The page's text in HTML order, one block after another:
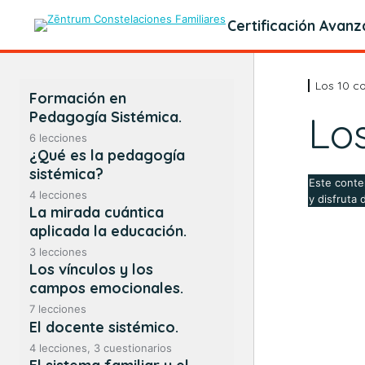
Certificación
Formación en
Pedagogía Sistémica.
Presentación.
en Pedagogía Sistémica®.
Contenidos de los módulos,
ponentes y fechas.
Actividades programadas.
Bibliografía.
6 lecciones
¿Qué es la pedagogía
sistémica?
1. ¿Qué es la Pedagogía
Sistémica con el enfoque de
Bert Hellinger?
2. La Pedagogía Sistémica
Cudec® en el mundo. Una
cronología.
3. Principales referentes
educativos.
4 lecciones
La mirada cuántica
aplicada la educación.
Paradigmas científicos.
Pensamiento lineal y sistémico.
Relación existente entre el
modelo cuántico y el sistémico-
fenomenológico.
3 lecciones
Los vínculos y los
campos emocionales.
Los vínculos: definición.
7 lecciones
El docente sistémico.
4 lecciones, 3 cuestionarios
Los 10
Este
y disfruta